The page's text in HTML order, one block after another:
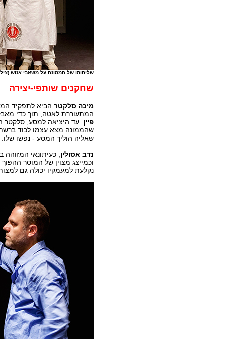
שליחותו של הממונה על משאבי אנוש
שחקנים שותפי-יצירה
מיכה סלקטר הביא לתפקיד
המתעוררת לאטה, תוך כדי
פיין . עד היציאה למסע, סלקטר
שהממונה מצא עצמו לכוד
שאליה הוליך המסע - נפשו שלו.
נדב אסולין , כעיתונאי המזוהה
וכמייצג מצוין של המוסר
נקלעת למעמקיו יכולה גם